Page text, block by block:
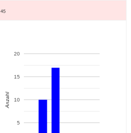
45
5
10
15
20
Anzahl